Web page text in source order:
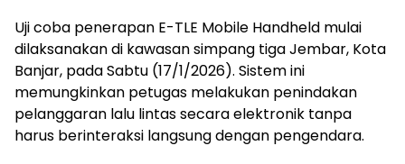
Uji coba penerapan E-TLE Mobile Handheld mulai
dilaksanakan di kawasan simpang tiga Jembar, Kota
Banjar, pada Sabtu (17/1/2026). Sistem ini
memungkinkan petugas melakukan penindakan
pelanggaran lalu lintas secara elektronik tanpa
harus berinteraksi langsung dengan pengendara.